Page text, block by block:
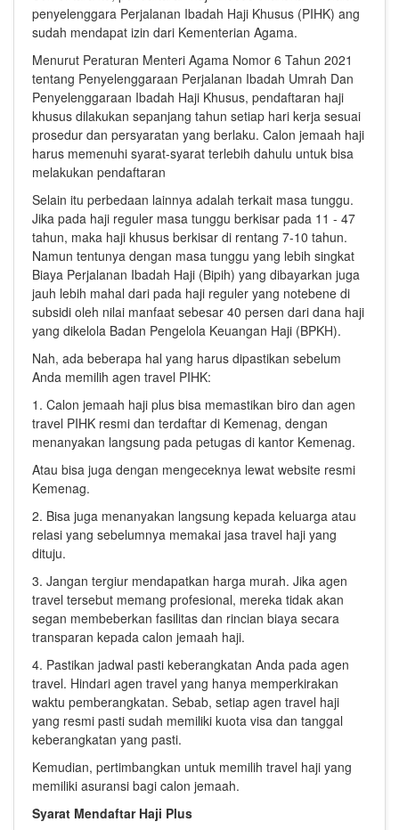
penyelenggara Perjalanan Ibadah Haji Khusus (PIHK) ang
sudah mendapat izin dari Kementerian Agama.
Menurut Peraturan Menteri Agama Nomor 6 Tahun 2021
tentang Penyelenggaraan Perjalanan Ibadah Umrah Dan
Penyelenggaraan Ibadah Haji Khusus, pendaftaran haji
khusus dilakukan sepanjang tahun setiap hari kerja sesuai
prosedur dan persyaratan yang berlaku. Calon jemaah haji
harus memenuhi syarat-syarat terlebih dahulu untuk bisa
melakukan pendaftaran
Selain itu perbedaan lainnya adalah terkait masa tunggu.
Jika pada haji reguler masa tunggu berkisar pada 11 - 47
tahun, maka haji khusus berkisar di rentang 7-10 tahun.
Namun tentunya dengan masa tunggu yang lebih singkat
Biaya Perjalanan Ibadah Haji (Bipih) yang dibayarkan juga
jauh lebih mahal dari pada haji reguler yang notebene di
subsidi oleh nilai manfaat sebesar 40 persen dari dana haji
yang dikelola Badan Pengelola Keuangan Haji (BPKH).
Nah, ada beberapa hal yang harus dipastikan sebelum
Anda memilih agen travel PIHK:
1. Calon jemaah haji plus bisa memastikan biro dan agen
travel PIHK resmi dan terdaftar di Kemenag, dengan
menanyakan langsung pada petugas di kantor Kemenag.
Atau bisa juga dengan mengeceknya lewat website resmi
Kemenag.
2. Bisa juga menanyakan langsung kepada keluarga atau
relasi yang sebelumnya memakai jasa travel haji yang
dituju.
3. Jangan tergiur mendapatkan harga murah. Jika agen
travel tersebut memang profesional, mereka tidak akan
segan membeberkan fasilitas dan rincian biaya secara
transparan kepada calon jemaah haji.
4. Pastikan jadwal pasti keberangkatan Anda pada agen
travel. Hindari agen travel yang hanya memperkirakan
waktu pemberangkatan. Sebab, setiap agen travel haji
yang resmi pasti sudah memiliki kuota visa dan tanggal
keberangkatan yang pasti.
Kemudian, pertimbangkan untuk memilih travel haji yang
memiliki asuransi bagi calon jemaah.
Syarat Mendaftar Haji Plus